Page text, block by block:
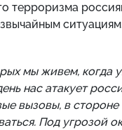
терроризма
мы живем, когда
нас атакует
вызовы, в
Под угрозой